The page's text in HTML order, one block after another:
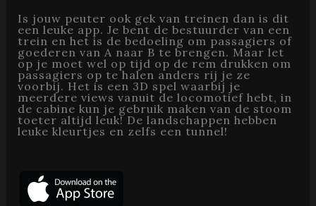
Is jouw peuter ook gek van treinen dan is dit
een leuke app. Je bent de bestuurder van een
trein en het is de bedoeling om passagiers of
goederen van A naar B te brengen. Maar let
op je moet wel op tijd op de rem drukken om
passagiers op te halen anders rij je ze
voorbij. Het is een 3D spel waarbij je
meerdere views vanuit de locomotief hebt, in
de cabine kun je gebruik maken van de stoom
toeter altijd leuk! De landschappen hebben
leuke kleurtjes en zelfs een tunnel!